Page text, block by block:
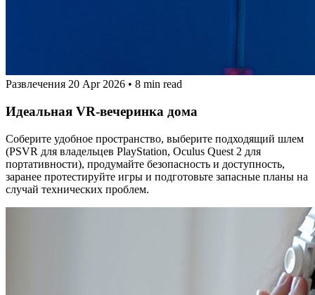
Развлечения 20 Apr 2026 • 8 min read
Идеальная VR‑вечеринка дома
Соберите удобное пространство, выберите подходящий шлем
(PSVR для владельцев PlayStation, Oculus Quest 2 для
портативности), продумайте безопасность и доступность,
заранее протестируйте игры и подготовьте запасные планы на
случай технических проблем.